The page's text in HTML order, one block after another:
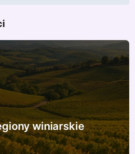
winiarskie